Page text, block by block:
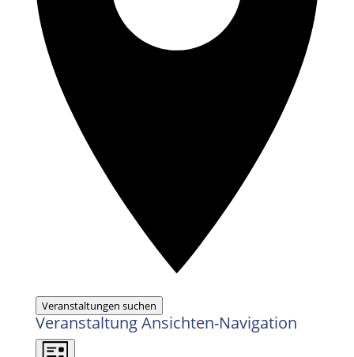
Veranstaltungen suchen
Veranstaltung Ansichten-Navigation